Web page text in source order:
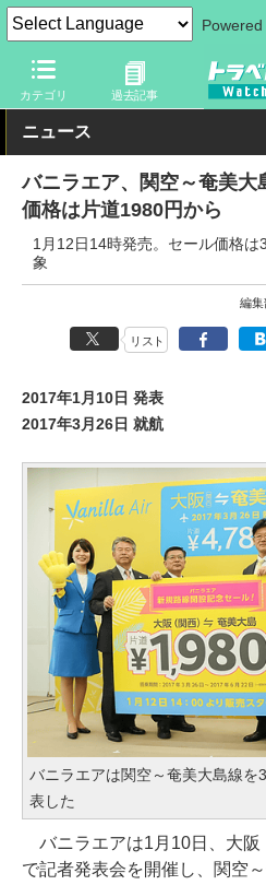
Powered
カテゴリ 過去記事
トラベル Watch 地域 国内旅行
ニュース
バニラエア、関空～奄美大
価格は片道1980円から
1月12日14時発売。セール価格
象
編集
リスト
2017年1月10日 発表
2017年3月26日 就航
バニラエアは関空～奄美大島線を
表した
バニラエアは1月10日、大阪
で記者発表会を開催し、関空